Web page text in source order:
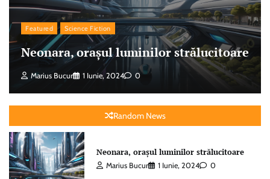
Featured Science Fiction
Neonara, orașul luminilor strălucitoare
Marius Bucur 1 Iunie, 2024 0
Random News
Neonara, orașul luminilor strălucitoare
Marius Bucur 1 Iunie, 2024 0